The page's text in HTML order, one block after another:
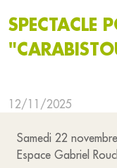
SPECTACLE
12/11/2025
Samedi 22
Espace Gabriel